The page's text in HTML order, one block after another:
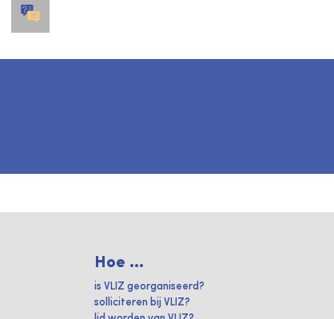
Hoe ...
is VLIZ georganiseerd?
solliciteren bij VLIZ?